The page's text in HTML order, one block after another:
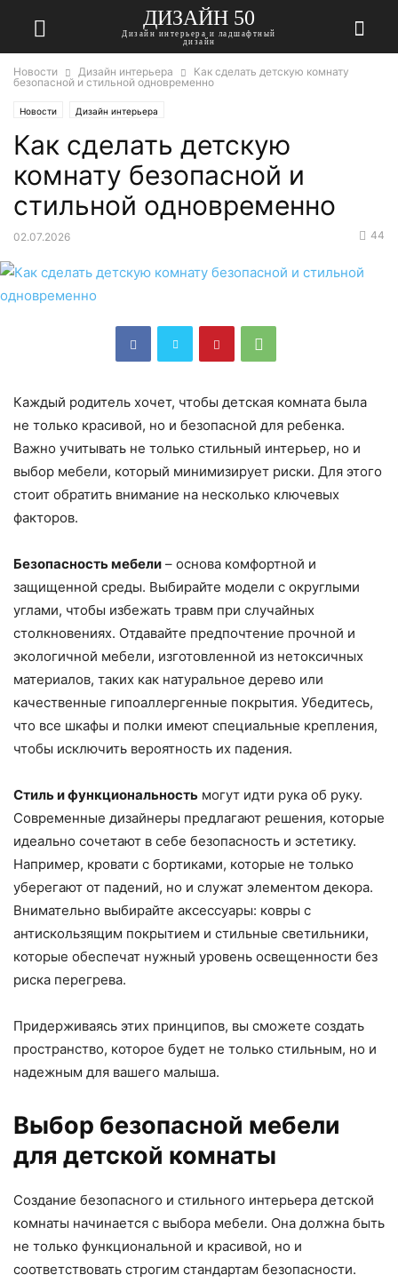
ДИЗАЙН 50
Дизайн интерьера и ладшафтный
дизайн
Новости Дизайн интерьера
Как сделать детскую комнату
безопасной и стильной одновременно
Новости Дизайн интерьера
Как сделать детскую
комнату безопасной и
стильной одновременно
02.07.2026 44
Каждый родитель хочет, чтобы детская комната была
не только красивой, но и безопасной для ребенка.
Важно учитывать не только стильный интерьер, но и
выбор мебели, который минимизирует риски. Для этого
стоит обратить внимание на несколько ключевых
факторов.
Безопасность мебели – основа комфортной и
защищенной среды. Выбирайте модели с округлыми
углами, чтобы избежать травм при случайных
столкновениях. Отдавайте предпочтение прочной и
экологичной мебели, изготовленной из нетоксичных
материалов, таких как натуральное дерево или
качественные гипоаллергенные покрытия. Убедитесь,
что все шкафы и полки имеют специальные крепления,
чтобы исключить вероятность их падения.
Стиль и функциональность могут идти рука об руку.
Современные дизайнеры предлагают решения, которые
идеально сочетают в себе безопасность и эстетику.
Например, кровати с бортиками, которые не только
уберегают от падений, но и служат элементом декора.
Внимательно выбирайте аксессуары: ковры с
антискользящим покрытием и стильные светильники,
которые обеспечат нужный уровень освещенности без
риска перегрева.
Придерживаясь этих принципов, вы сможете создать
пространство, которое будет не только стильным, но и
надежным для вашего малыша.
Выбор безопасной мебели
для детской комнаты
Создание безопасного и стильного интерьера детской
комнаты начинается с выбора мебели. Она должна быть
не только функциональной и красивой, но и
соответствовать строгим стандартам безопасности.